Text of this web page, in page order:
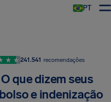
PT
241.541 recomendações
que dizem seus
e indenização